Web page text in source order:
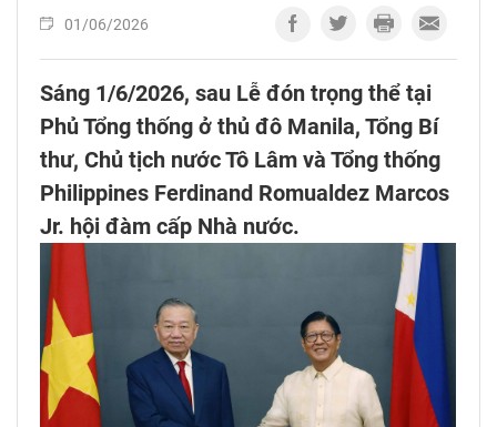
01/06/2026
Sáng 1/6/2026, sau Lễ đón trọng thể tại
Phủ Tổng thống ở thủ đô Manila, Tổng Bí
thư, Chủ tịch nước Tô Lâm và Tổng thống
Philippines Ferdinand Romualdez Marcos
Jr. hội đàm cấp Nhà nước.